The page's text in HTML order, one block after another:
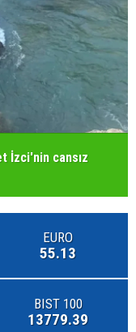
İzci'nin cansız
EURO
55.13
BIST 100
13779.39